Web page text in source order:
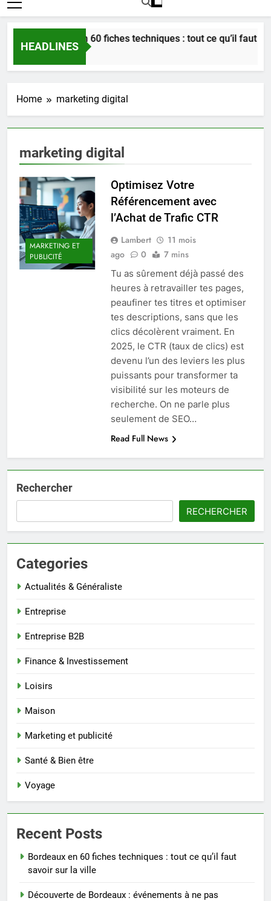
HEADLINES
Bordeaux en 60 fiches techniques : tout ce qu’il faut
4 Semaines Ago
Home marketing digital
marketing digital
MARKETING ET
PUBLICITÉ
Optimisez Votre
Référencement avec
l’Achat de Trafic CTR
Lambert
11 mois
ago
0 7 mins
Tu as sûrement déjà passé des
heures à retravailler tes pages,
peaufiner tes titres et optimiser
tes descriptions, sans que les
clics décolèrent vraiment. En
2025, le CTR (taux de clics) est
devenu l’un des leviers les plus
puissants pour transformer ta
visibilité sur les moteurs de
recherche. On ne parle plus
seulement de SEO…
Read Full News
Rechercher
RECHERCHER
Categories
Actualités & Généraliste
Entreprise
Entreprise B2B
Finance & Investissement
Loisirs
Maison
Marketing et publicité
Santé & Bien être
Voyage
Recent Posts
Bordeaux en 60 fiches techniques : tout ce qu’il faut
savoir sur la ville
Découverte de Bordeaux : événements à ne pas